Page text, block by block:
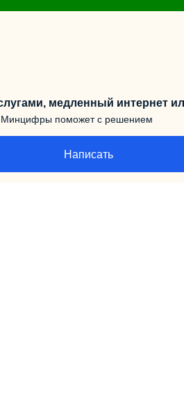
медленный интернет
поможет с решением
Написать